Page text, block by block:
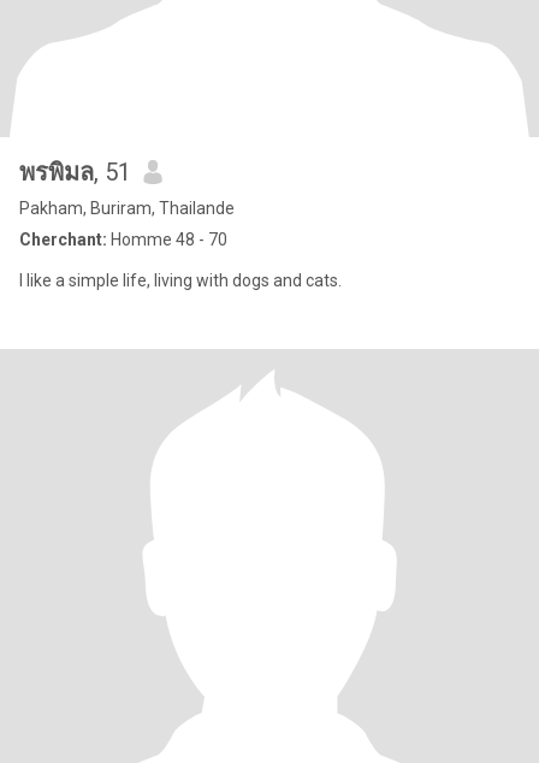
พรพิมล, 51
Pakham, Buriram, Thailande
Cherchant: Homme 48 - 70
I like a simple life, living with dogs and cats.